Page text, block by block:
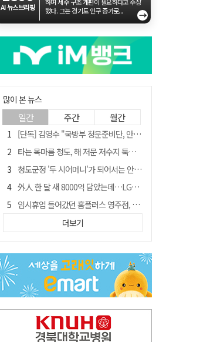
AI 뉴스브리핑
했다. 그는 경기도 인구 증가로...
→
많이 본 뉴스
일간 주간 월간
[단독] 김영수 "국방부 청문준비단, 안규백 탈영 알고있었다"
타는 목마름 청도, 해 저문 저수지 둑에 군수가 서 있었다
청도군정 '두 시어머니'가 되어서는 안된다
外人 한 달 새 8000억 담았는데…LG이노텍 목표주가는 왜 엇갈릴까
임시휴업 들어갔던 홈플러스 영주점, 7일 영업 재개…지하 1층만 운영
신세계사이먼, 대구 아울렛 토지매매 계약 체결… 사업 본궤도
"폐기 버스 개조해 청년주택" 與 황희…'딸 학비는 年 4200만원'
이의준 전 경북도 새마을봉사과장, 제28대 울릉군 부군수 취임
"상법개정해도 주주가 '봉'"…하이닉스 솔리다임 상장설에 술렁[개미와글와글]
더보기